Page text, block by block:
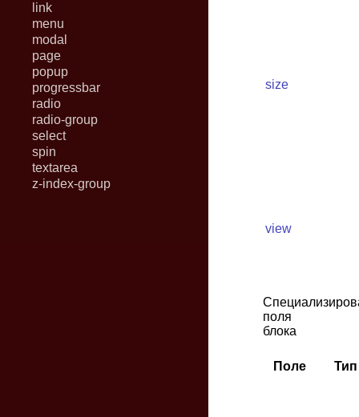
link
menu
modal
page
popup
progressbar
radio
radio-group
select
spin
textarea
z-index-group
size
view
поля
блока
Поле Тип